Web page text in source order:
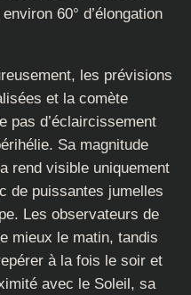
60° d’élongation
les prévisions
et la comète
pas d’éclaircissement
Sa magnitude
rend visible uniquement
de puissantes jumelles
Les observateurs de
mieux le matin, tandis
à la fois le soir et
avec le Soleil, sa